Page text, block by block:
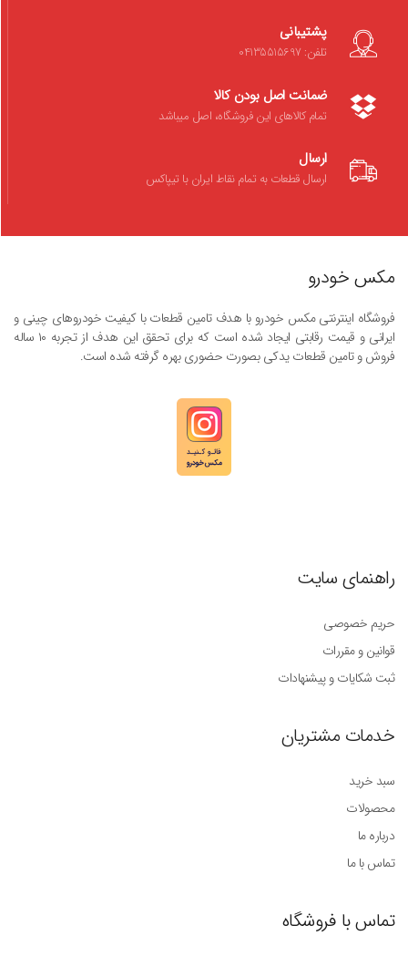
پشتیبانی
تلفن: 04135515697
ضمانت اصل بودن کالا
تمام کالاهای این فروشگاه، اصل میباشد
ارسال
ارسال قطعات به تمام نقاط ایران با تیپاکس
مکس خودرو
فروشگاه اینترنتی مکس خودرو با هدف تامین قطعات با کیفیت خودروهای چینی و
ایرانی و قیمت رقابتی ایجاد شده است که برای تحقق این هدف از تجربه ۱۰ ساله
فروش و تامین قطعات یدکی بصورت حضوری بهره گرفته شده است.
راهنمای سایت
حریم خصوصی
قوانین و مقررات
ثبت شکایات و پیشنهادات
خدمات مشتریان
سبد خرید
محصولات
درباره ما
تماس با ما
تماس با فروشگاه